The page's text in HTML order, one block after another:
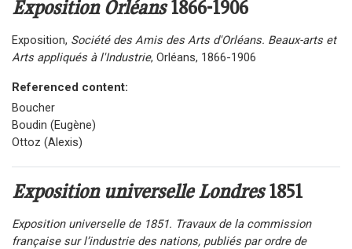
Exposition Orléans1866-1906
Exposition, Société des Amis des Arts d'Orléans. Beaux-arts et
Arts appliqués à l'Industrie, Orléans, 1866-1906
Referenced content:
Boucher
Boudin (Eugène)
Ottoz (Alexis)
Exposition universelle Londres1851
Exposition universelle de 1851. Travaux de la commission
française sur l’industrie des nations, publiés par ordre de